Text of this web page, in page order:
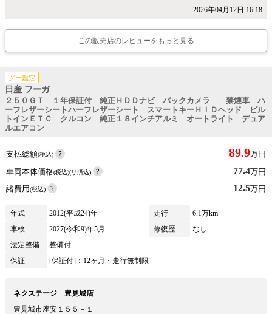
2026年04月12日 16:18
この販売店のレビューをもっと見る
グー鑑定
日産 フーガ
２５０ＧＴ １年保証付 純正ＨＤＤナビ バックカメラ 禁煙車 ハ
ーフレザーシートハーフレザーシート スマートキーＨＩＤヘッド ビル
トインＥＴＣ クルコン 純正１８インチアルミ オートライト デュア
ルエアコン
支払総額(税込) 89.9万円
車両本体価格(税込)(リ済込) 77.4万円
諸費用(税込) 12.5万円
年式 2012(平成24)年 走行
6.1万km
車検
2027(令和9)年5月 修復歴
なし
法定整備
整備付
保証
[保証付]：12ヶ月・走行無制限
ネクステージ 豊見城店
豊見城市座安１５５－１